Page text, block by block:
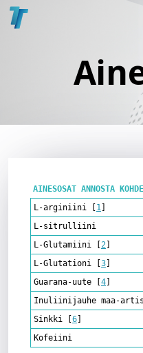
AINESOSAT ANNOSTA
L-arginiini
1
L-sitrulliini
L-Glutamiini
2
L-Glutationi
3
Guarana-uute
4
Inuliinijauhe maa-
Sinkki
6
Kofeiini